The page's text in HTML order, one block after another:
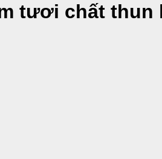
tươi chất thun